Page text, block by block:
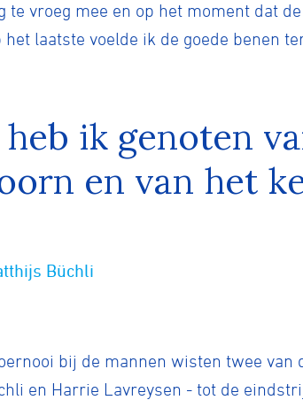
te vroeg mee en op het moment dat
het laatste voelde ik de goede benen
ik genoten
en van het
Büchli
bij de mannen wisten twee
en Harrie Lavreysen - tot de